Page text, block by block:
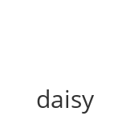
daisy